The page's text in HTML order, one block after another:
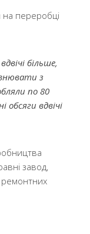
на переробці
більше,
з
по 80
обсяги вдвічі
завод,
ремонтних